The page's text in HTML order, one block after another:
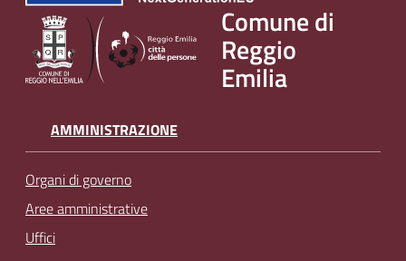
Comune di
Reggio
Emilia
AMMINISTRAZIONE
Organi di governo
Aree amministrative
Uffici